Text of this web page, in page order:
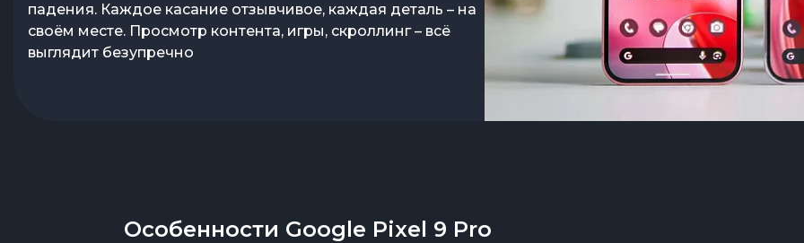
падения. Каждое касание отзывчивое, каждая деталь – на
своём месте. Просмотр контента, игры, скроллинг – всё
выглядит безупречно
Особенности Google Pixel 9 Pro